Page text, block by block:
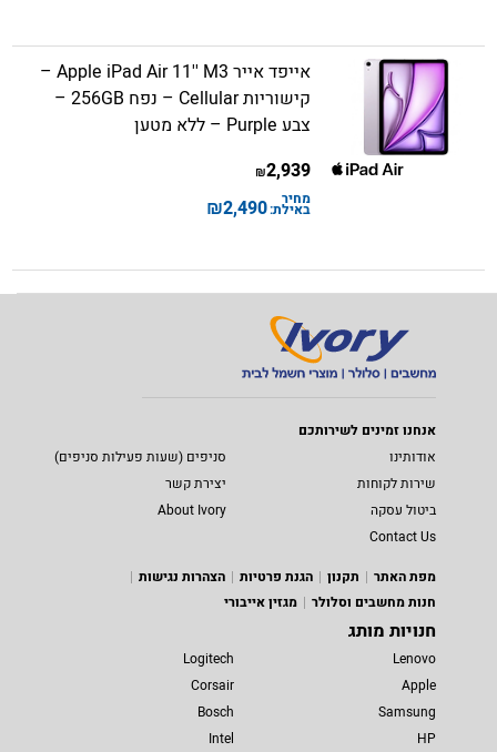
אייפד אייר Apple iPad Air 11'' M3 –
קישוריות Cellular – נפח 256GB –
צבע Purple – ללא מטען
2,939
₪
מחיר
באילת:2,490
₪
אנחנו זמינים לשירותכם
אודותינו
סניפים (שעות פעילות סניפים)
שירות לקוחות
יצירת קשר
ביטול עסקה
About Ivory
Contact Us
מפת האתר
תקנון הגנת פרטיות
הצהרות נגישות
חנות מחשבים וסלולר
מגזין אייבורי
חנויות מותג
Lenovo
Apple
Samsung
HP
Logitech
Corsair
Bosch
Intel